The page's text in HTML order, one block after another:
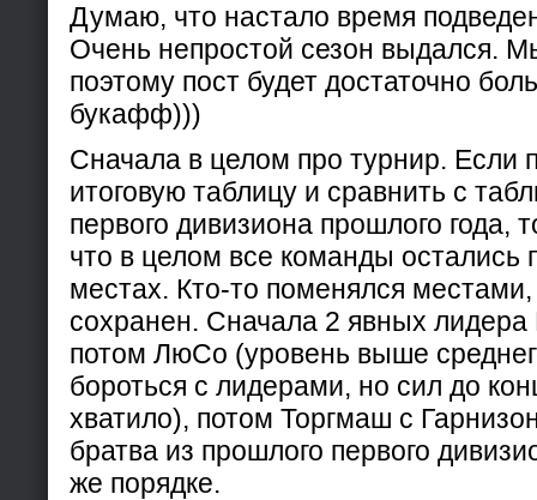
Думаю, что настало время
Очень непростой сезон выдался.
поэтому пост будет достаточно
букафф)))
Сначала в целом про турнир. Если
итоговую таблицу и сравнить с
первого дивизиона прошлого года,
что в целом все команды остались
местах. Кто-то поменялся
сохранен. Сначала 2 явных
потом ЛюСо (уровень выше
бороться с лидерами, но сил до
хватило), потом Торгмаш с
братва из прошлого первого
же порядке.